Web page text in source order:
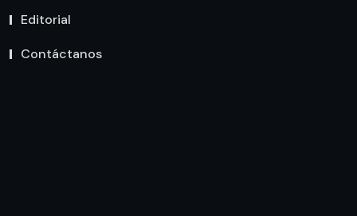
Editorial
Contáctanos